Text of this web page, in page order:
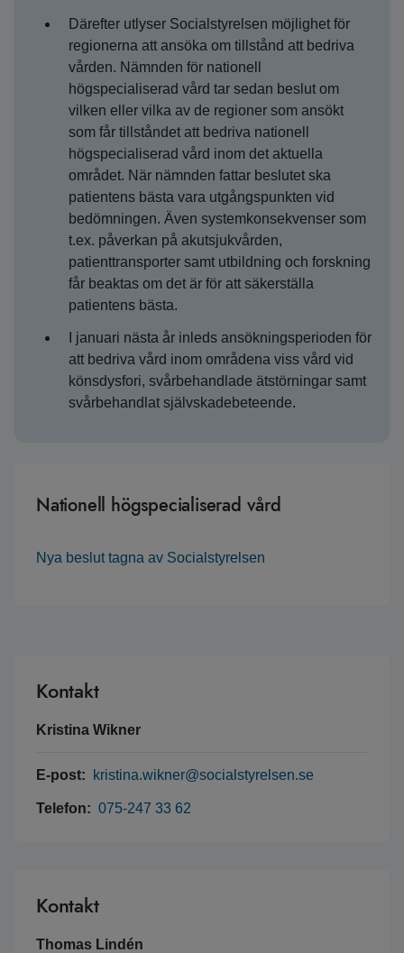
Därefter utlyser Socialstyrelsen möjlighet för
regionerna att ansöka om tillstånd att bedriva
vården. Nämnden för nationell
högspecialiserad vård tar sedan beslut om
vilken eller vilka av de regioner som ansökt
som får tillståndet att bedriva nationell
högspecialiserad vård inom det aktuella
området. När nämnden fattar beslutet ska
patientens bästa vara utgångspunkten vid
bedömningen. Även systemkonsekvenser som
t.ex. påverkan på akutsjukvården,
patienttransporter samt utbildning och forskning
får beaktas om det är för att säkerställa
patientens bästa.
I januari nästa år inleds ansökningsperioden för
att bedriva vård inom områdena viss vård vid
könsdysfori, svårbehandlade ätstörningar samt
svårbehandlat självskadebeteende.
Nationell högspecialiserad vård
Nya beslut tagna av Socialstyrelsen
Kontakt
Kristina Wikner
E-post: kristina.wikner@socialstyrelsen.se
Telefon: 075-247 33 62
Kontakt
Thomas Lindén